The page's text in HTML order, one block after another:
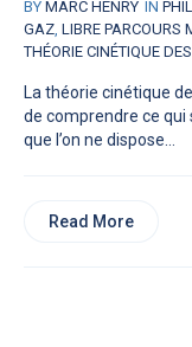
BY MARC HENRY IN
GAZ LIBRE PARCOURS
THÉORIE CINÉTIQUE
La théorie cinétique
de comprendre ce qui
que l’on ne dispose...
Read More